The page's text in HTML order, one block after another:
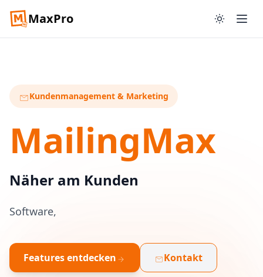
MaxPro
mailKundenmanagement & Marketing
MailingMax
Näher am Kunden
Software,
Features entdecken arrow_forward mailKontakt